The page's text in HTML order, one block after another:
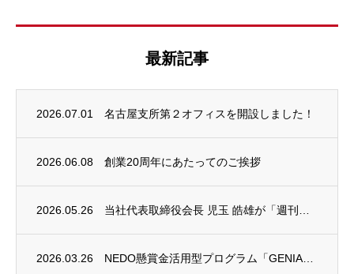
最新記事
2026.07.01 名古屋支所第２オフィスを開設しました！
2026.06.08 創業20周年にあたってのご挨拶
2026.05.26
2026.03.26